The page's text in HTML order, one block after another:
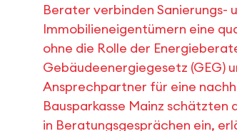
Berater verbinden Sanierungs-
Immobilieneigentümern eine
ohne die Rolle der
Gebäudeenergiegesetz (GEG)
Ansprechpartner für eine
Bausparkasse Mainz
in Beratungsgesprächen ein,